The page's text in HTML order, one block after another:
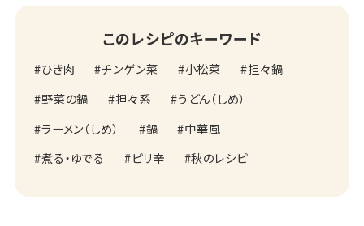
このレシピのキーワード
ひき肉 チンゲン菜 小松菜
担々鍋
野菜の鍋
担々系
うどん（しめ）
ラーメン（しめ）
鍋
中華風
煮る・ゆでる
ピリ辛 秋のレシピ